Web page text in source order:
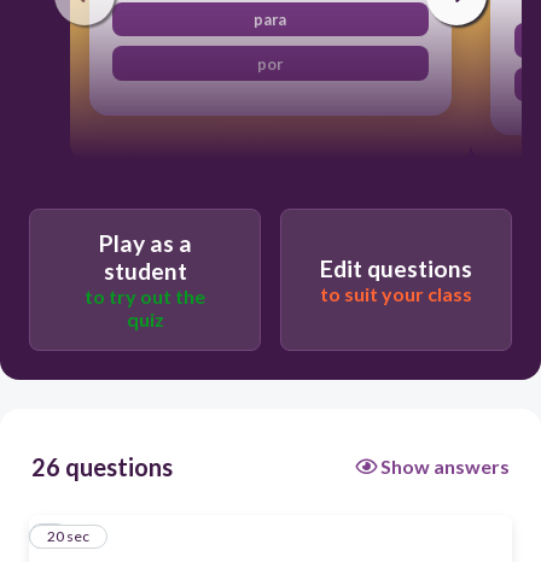
para
por
Play as a
student
to try out the
quiz
Edit questions
to suit your class
26 questions Show answers
1
20 sec